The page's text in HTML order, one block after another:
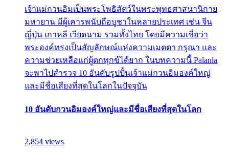
เจ้าแม่กวนอิมเป็นพระโพธิสัตว์ในพระพุทธศาสนานิกาย
มหายาน มีผู้เคารพนับถือบูชาในหลายประเทศ เช่น จีน
ญี่ปุ่น เกาหลี เวียดนาม รวมทั้งไทย โดยมีความเชื่อว่า
พระองค์ทรงเป็นสัญลักษณ์แห่งความเมตตา กรุณา และ
ความช่วยเหลือแก่ผู้ตกทุกข์ได้ยาก ในบทความนี้ Palanla
จะพาไปสำรวจ 10 อันดับรูปปั้นเจ้าแม่กวนอิมองค์ใหญ่
และมีชื่อเสียงที่สุดในโลกในปัจจุบัน
10 อันดับกวนอิมองค์ใหญ่และมีชื่อเสียงที่สุดในโลก
2,854 views